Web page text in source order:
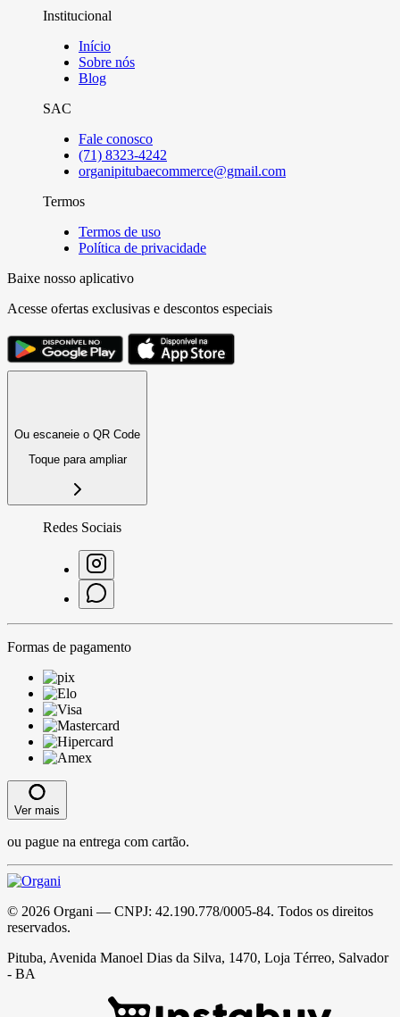
Institucional
Início
Sobre nós
Blog
SAC
Fale conosco
(71) 8323-4242
organipitubaecommerce@gmail.com
Termos
Termos de uso
Política de privacidade
Baixe nosso aplicativo
Acesse ofertas exclusivas e descontos especiais
Ou escaneie o QR Code
Toque para ampliar
Redes Sociais
Formas de pagamento
Ver mais
ou pague na entrega com cartão.
© 2026 Organi — CNPJ: 42.190.778/0005-84. Todos os direitos
reservados.
Pituba, Avenida Manoel Dias da Silva, 1470, Loja Térreo, Salvador
- BA